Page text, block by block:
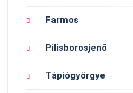
Farmos
Pilisborosjenő
Tápiógyörgye